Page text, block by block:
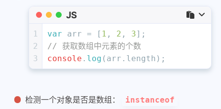
JS
1
2
3
var arr = [ 1 , 2 , 3];
// 获取数组中元素的个数
console . log (arr. length );
检测一个对象是否是数组： instanceof